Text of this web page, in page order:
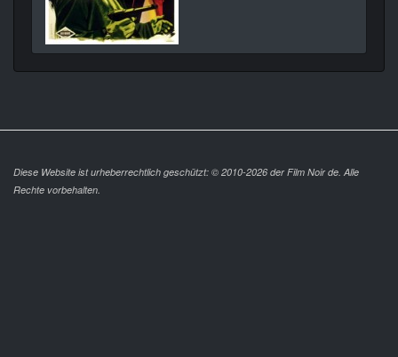
Diese Website ist urheberrechtlich geschützt: © 2010-2026 der Film Noir de. Alle
Rechte vorbehalten.